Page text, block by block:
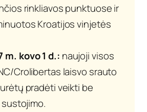
rinkliavos punktuose ir
Kroatijos vinjetės
m. kovo 1 d.: naujoji visos
Crolibertas laisvo srauto
pradėti veikti be